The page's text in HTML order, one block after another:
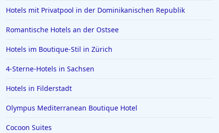
Hotels mit Privatpool in der Dominikanischen Republik
Romantische Hotels an der Ostsee
Hotels im Boutique-Stil in Zürich
4-Sterne-Hotels in Sachsen
Hotels in Filderstadt
Olympus Mediterranean Boutique Hotel
Cocoon Suites